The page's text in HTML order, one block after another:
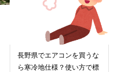
長野県でエアコンを買うな
ら寒冷地仕様？使い方で標